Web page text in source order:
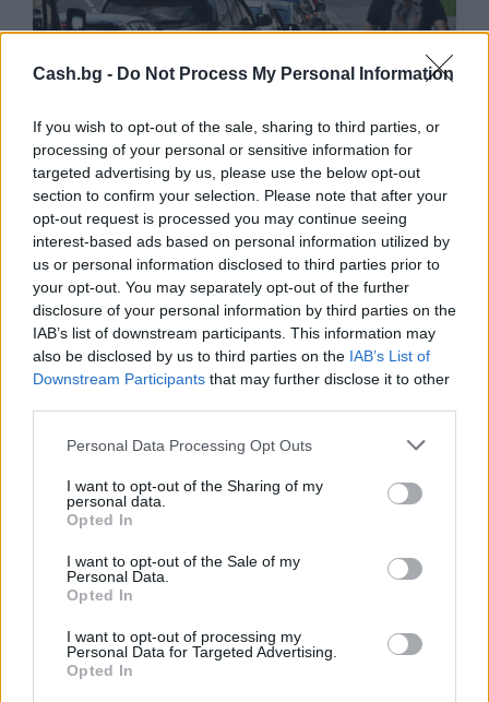
Cash.bg - Do Not Process My Personal Information
If you wish to opt-out of the sale, sharing to third parties, or
processing of your personal or sensitive information for
targeted advertising by us, please use the below opt-out
section to confirm your selection. Please note that after your
opt-out request is processed you may continue seeing
interest-based ads based on personal information utilized by
us or personal information disclosed to third parties prior to
your opt-out. You may separately opt-out of the further
disclosure of your personal information by third parties on the
IAB’s list of downstream participants. This information may
also be disclosed by us to third parties on the IAB’s List of
Downstream Participants that may further disclose it to other
Personal Data Processing Opt Outs
I want to opt-out of the Sharing of my
personal data.
Opted In
I want to opt-out of the Sale of my
Personal Data.
Opted In
I want to opt-out of processing my
Personal Data for Targeted Advertising.
Opted In
продукти от Южна Корея.
07.08.2026 / 17:05
Древен храм на почти 900 години
откриха под кафене за сладолед в
Полша
07.08.2026 / 16:00